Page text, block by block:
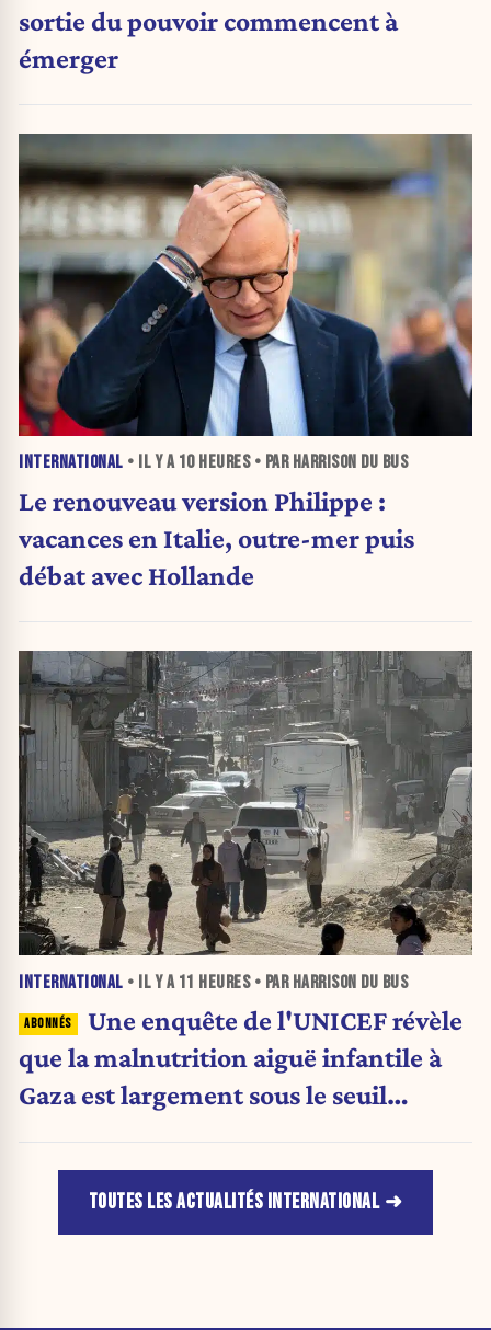
sortie du pouvoir commencent à
émerger
INTERNATIONAL • IL Y A 10 HEURES• PAR HARRISON DU BUS
Le renouveau version Philippe :
vacances en Italie, outre-mer puis
débat avec Hollande
INTERNATIONAL • IL Y A 11 HEURES• PAR HARRISON DU BUS
Une enquête de l'UNICEF révèle
que la malnutrition aiguë infantile à
Gaza est largement sous le seuil
TOUTES LES ACTUALITÉS INTERNATIONAL